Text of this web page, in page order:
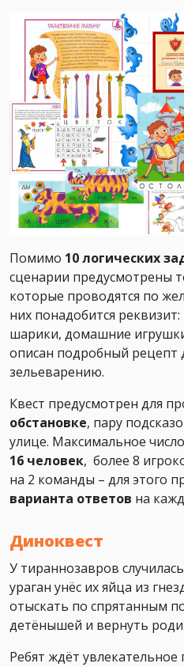
Помимо 10 логических
сценарии предусмотрены
которые проводятся по
них понадобится
шарики, домашние
описан подробный рецепт
зельеварению.
Квест предусмотрен для
обстановке, пару
улице. Максимальное
16 человек, более 8
на 2 команды – для этого
варианта ответов на
Диноквест
У тираннозавров
ураган унёс их яйца из
отыскать по спрятанным
детёнышей и вернуть
Ребят ждёт увлекательное